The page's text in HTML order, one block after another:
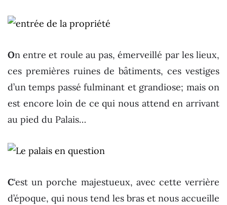
On entre et roule au pas, émerveillé par les lieux,
ces premières ruines de bâtiments, ces vestiges
d’un temps passé fulminant et grandiose; mais on
est encore loin de ce qui nous attend en arrivant
au pied du Palais…
C‘est un porche majestueux, avec cette verrière
d’époque, qui nous tend les bras et nous accueille